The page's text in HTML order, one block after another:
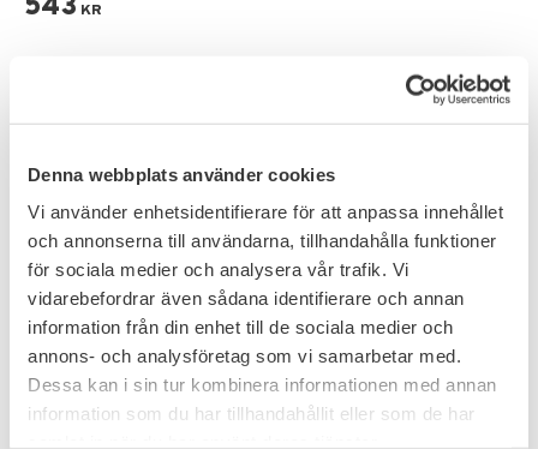
Denna webbplats använder cookies
Vi använder enhetsidentifierare för att anpassa innehållet
och annonserna till användarna, tillhandahålla funktioner
för sociala medier och analysera vår trafik. Vi
vidarebefordrar även sådana identifierare och annan
information från din enhet till de sociala medier och
annons- och analysföretag som vi samarbetar med.
Dessa kan i sin tur kombinera informationen med annan
information som du har tillhandahållit eller som de har
543 KR
PRENUMERERA & TA DEL AV VÅRA
ERBJUDANDEN!
Dina personuppgifter behandlas i enlighet med vår
integritetspolicy